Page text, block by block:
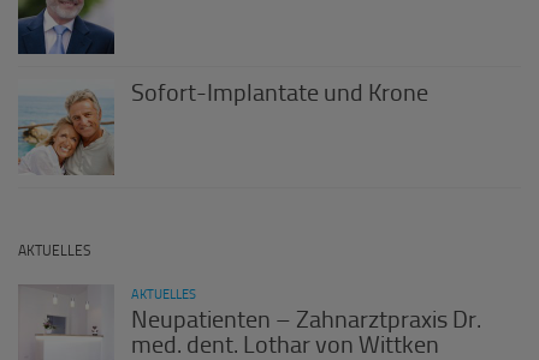
Sofort-Implantate und Krone
AKTUELLES
AKTUELLES
Neupatienten – Zahnarztpraxis Dr.
med. dent. Lothar von Wittken